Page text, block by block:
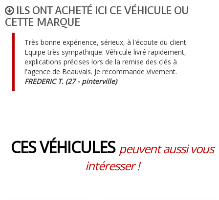
ILS ONT ACHETÉ ICI CE VÉHICULE OU
CETTE MARQUE
Très bonne expérience, sérieux, à l'écoute du client.
Equipe très sympathique. Véhicule livré rapidement,
explications précises lors de la remise des clés à
l'agence de Beauvais. Je recommande vivement.
FREDERIC T. (27 - pinterville)
CES VÉHICULES peuvent aussi vous
intéresser !